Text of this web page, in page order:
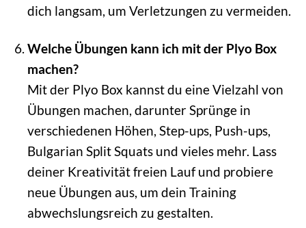
dich langsam, um Verletzungen zu vermeiden.
Welche Übungen kann ich mit der Plyo Box
machen?
Mit der Plyo Box kannst du eine Vielzahl von
Übungen machen, darunter Sprünge in
verschiedenen Höhen, Step-ups, Push-ups,
Bulgarian Split Squats und vieles mehr. Lass
deiner Kreativität freien Lauf und probiere
neue Übungen aus, um dein Training
abwechslungsreich zu gestalten.